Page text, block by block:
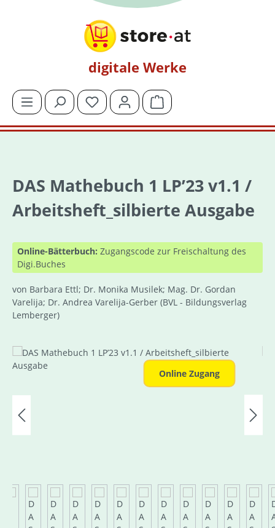
digitale Werke
Du hast 0 Produkte auf dem Merkzettel
Warenkorb enthält 0
DAS Mathebuch 1 LP’23 v1.1 /
Arbeitsheft_silbierte Ausgabe
Online-Bätterbuch: Zugangscode zur Freischaltung des
Digi.Buches
von Barbara Ettl; Dr. Monika Musilek; Mag. Dr. Gordan
Varelija; Dr. Andrea Varelija-Gerber (BVL - Bildungsverlag
Lemberger)
Bildergalerie überspringen
Online Zugang